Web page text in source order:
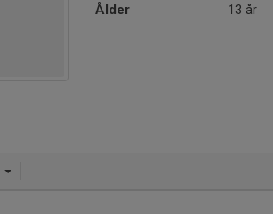
Ålder
13 år